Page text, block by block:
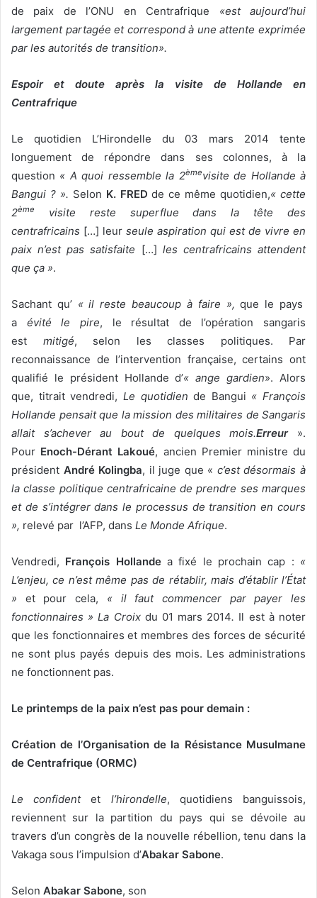
de paix de l’ONU en Centrafrique «est aujourd’hui
largement partagée et correspond à une attente exprimée
par les autorités de transition».
Espoir et doute après la visite de Hollande en
Centrafrique
Le quotidien L’Hirondelle du 03 mars 2014 tente
longuement de répondre dans ses colonnes, à la
question « A quoi ressemble la 2èmevisite de Hollande à
Bangui ? ». Selon K. FRED de ce même quotidien,« cette
2ème
visite reste superflue dans la tête des
centrafricains […] leur seule aspiration qui est de vivre en
paix n’est pas satisfaite […] les centrafricains attendent
que ça ».
Sachant qu’ « il reste beaucoup à faire », que le pays
a évité le pire, le résultat de l’opération sangaris
est mitigé, selon les classes politiques. Par
reconnaissance de l’intervention française, certains ont
qualifié le président Hollande d’« ange gardien». Alors
que, titrait vendredi, Le quotidien de Bangui « François
Hollande pensait que la mission des militaires de Sangaris
allait s’achever au bout de quelques mois.Erreur
».
Pour Enoch-Dérant Lakoué, ancien Premier ministre du
président André Kolingba, il juge que « c’est désormais à
la classe politique centrafricaine de prendre ses marques
et de s’intégrer dans le processus de transition en cours
», relevé par l’AFP, dans Le Monde Afrique.
Vendredi, François Hollandea fixé le prochain cap : «
L’enjeu, ce n’est même pas de rétablir, mais d’établir l’État
» et pour cela, « il faut commencer par payer les
fonctionnaires » La Croix du 01 mars 2014. Il est à noter
que les fonctionnaires et membres des forces de sécurité
ne sont plus payés depuis des mois. Les administrations
ne fonctionnent pas.
Le printemps de la paix n’est pas pour demain :
Création de l’Organisation de la Résistance Musulmane
de Centrafrique (ORMC)
Le confidentet l’hirondelle, quotidiens banguissois,
reviennent sur la partition du pays qui se dévoile au
travers d’un congrès de la nouvelle rébellion, tenu dans la
Vakaga sous l’impulsion d’Abakar Sabone.
Selon Abakar Sabone, son